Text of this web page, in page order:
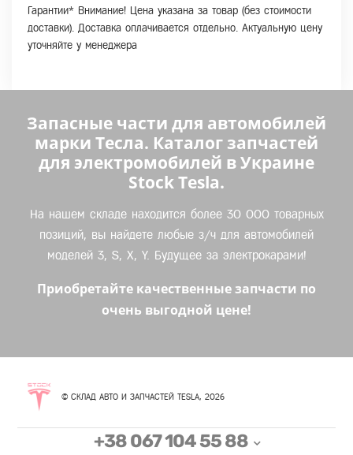
Гарантии* Внимание! Цена указана за товар (без стоимости
доставки). Доставка оплачивается отдельно. Актуальную цену
уточняйте у менеджера
Запасные части для автомобилей
марки Тесла. Каталог запчастей
для электромобилей в Украине
Stock Tesla.
На нашем складе находится более 30 000 товарных
позиций, вы найдете любые з/ч для автомобилей
моделей 3, S, X, Y. Будущее за электрокарами!
Приобретайте качественные запчасти по
очень выгодной цене!
© СКЛАД АВТО И ЗАПЧАСТЕЙ TESLA, 2026
+38 067 104 55 88